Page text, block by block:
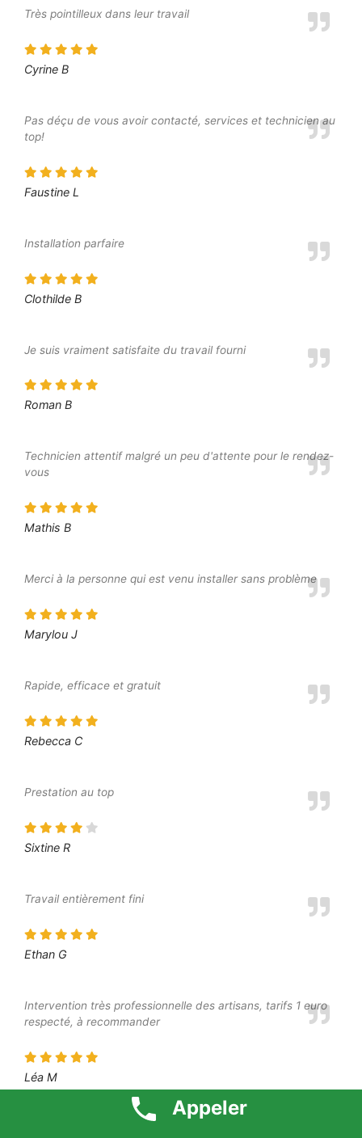
Très pointilleux dans leur travail
Cyrine B
Pas déçu de vous avoir contacté, services et technicien au
top!
Faustine L
Installation parfaire
Clothilde B
Je suis vraiment satisfaite du travail fourni
Roman B
Technicien attentif malgré un peu d'attente pour le rendez-
vous
Mathis B
Merci à la personne qui est venu installer sans problème
Marylou J
Rapide, efficace et gratuit
Rebecca C
Prestation au top
Sixtine R
Travail entièrement fini
Ethan G
Intervention très professionnelle des artisans, tarifs 1 euro
respecté, à recommander
Léa M
Appeler